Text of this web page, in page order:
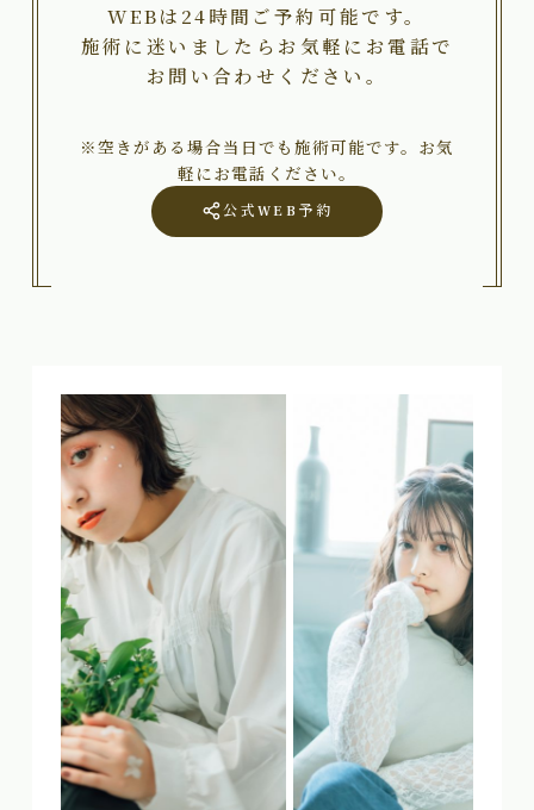
WEBは24時間ご予約可能です。
施術に迷いましたらお気軽にお電話で
お問い合わせください。
※空きがある場合当日でも施術可能です。お気
軽にお電話ください。
公式WEB予約